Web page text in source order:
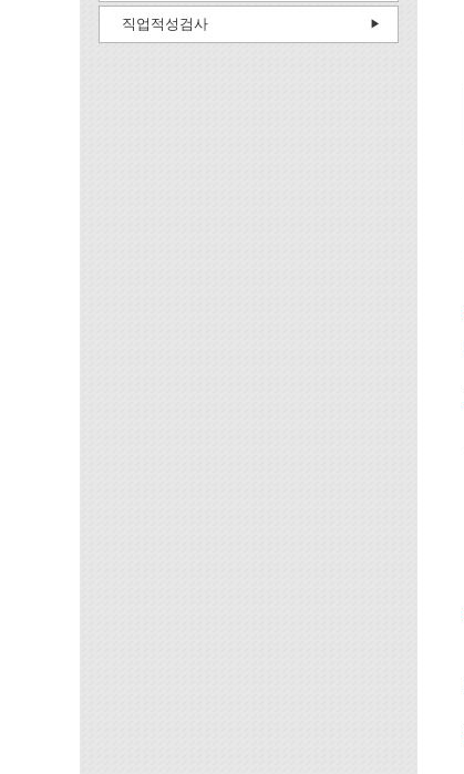
직업적성검사